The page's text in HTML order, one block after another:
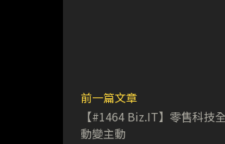
前一篇文章
【#1464 Biz.IT】零售科
動變主動